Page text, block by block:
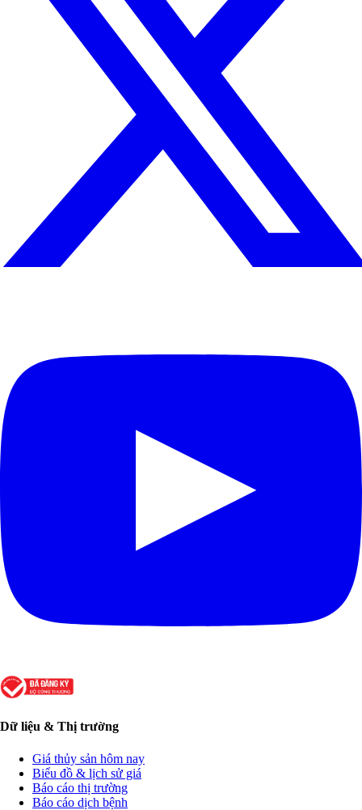
Dữ liệu & Thị trường
Giá thủy sản hôm nay
Biểu đồ & lịch sử giá
Báo cáo thị trường
Báo cáo dịch bệnh